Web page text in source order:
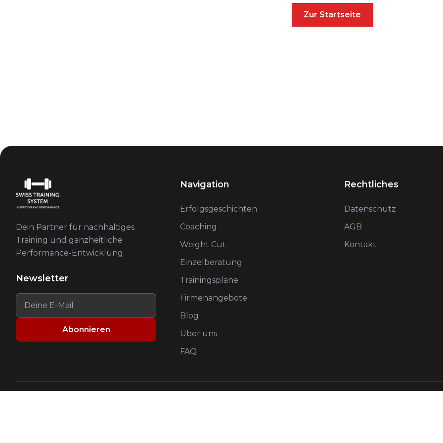
Zur Startseite
Dein Partner für nachhaltiges
Training und ganzheitliche
Performance-Entwicklung.
Newsletter
Abonnieren
Navigation
Erfolgsgeschichten
Coaching
Weight Cut
Einzelberatung
Trainingspläne
Firmenangebote
Blog
Über uns
FAQ
Rechtliches
Datenschutz
AGB
Kontakt